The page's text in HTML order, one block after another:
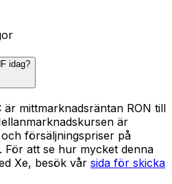
idag?
är mittmarknadsräntan RON till
är
försäljningspriser på
För att se hur mycket denna
Xe, besök vår sida för skicka